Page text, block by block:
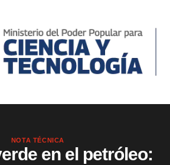
NOTA TÉCNICA
en el petróleo: